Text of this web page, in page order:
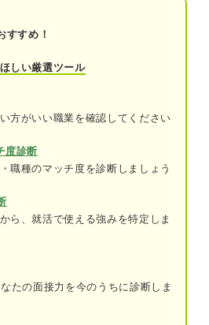
の定義
大企業とは
大企業と混同しがちな言葉の意味を
の違い
かは「会社概要」で見分けよう
度が充実していて基礎から教育を
すすめ！
しい厳選ツール
方がいい職業を確認してください
度診断
職種のマッチ度を診断しましょう
ら、就活で使える強みを特定しま
たの面接力を今のうちに診断しま